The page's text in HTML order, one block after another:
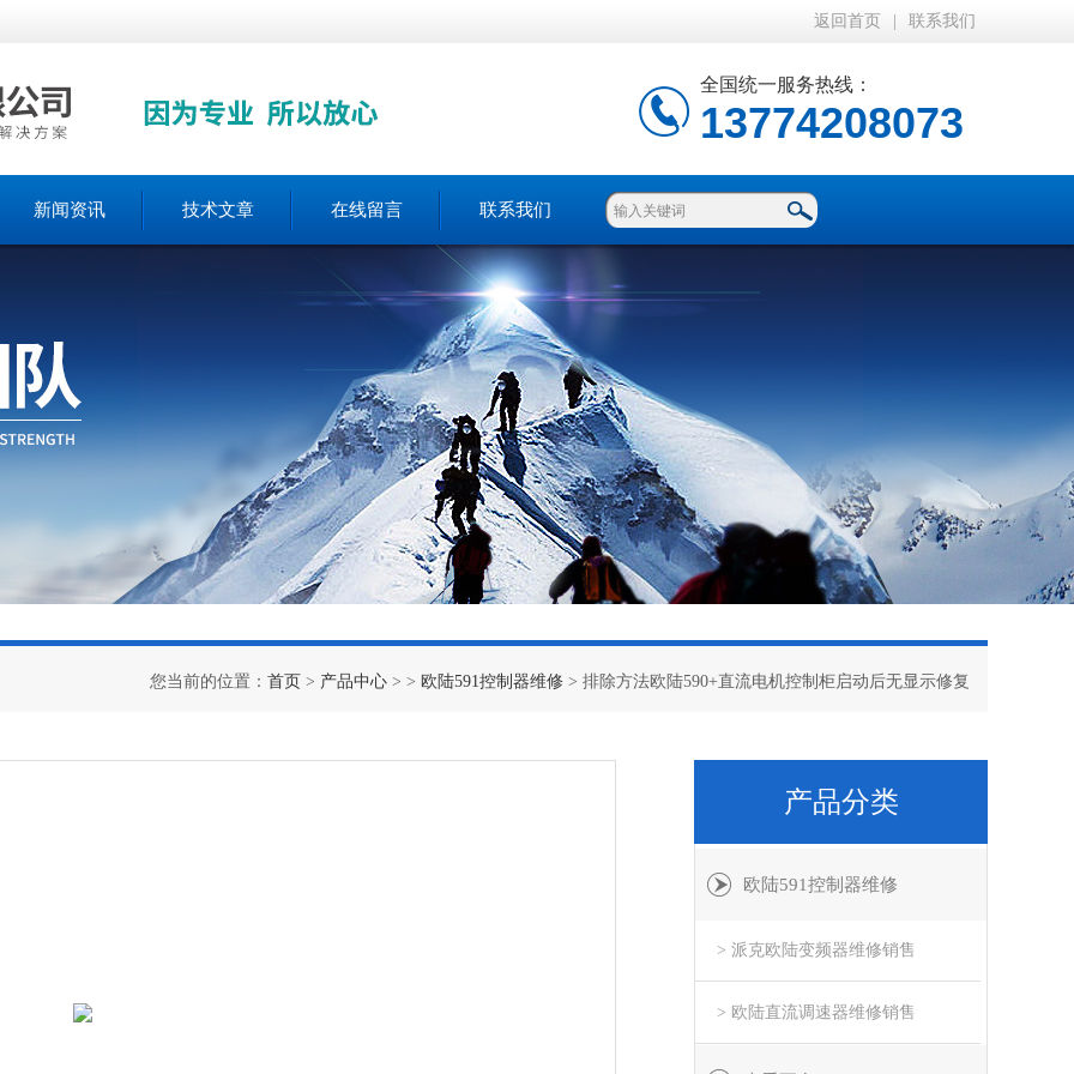
返回首页 联系我们
全国统一服务热线：
13774208073
新闻资讯 技术文章 在线留言 联系我们
您当前的位置： 首页 > 产品中心 > > 欧陆591控制器维修 > 排除方法欧陆590+直流电机控制柜启动后无显示修复
产品分类
欧陆591控制器维修
> 派克欧陆变频器维修销售
> 欧陆直流调速器维修销售